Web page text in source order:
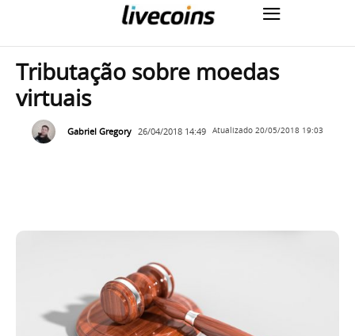
Tributação sobre moedas
virtuais
Gabriel Gregory 26/04/2018 14:49 Atualizado 20/05/2018 19:03